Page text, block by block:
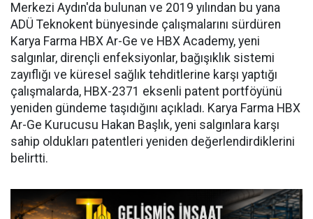
Merkezi Aydın'da bulunan ve 2019 yılından bu yana
ADÜ Teknokent bünyesinde çalışmalarını sürdüren
Karya Farma HBX Ar-Ge ve HBX Academy, yeni
salgınlar, dirençli enfeksiyonlar, bağışıklık sistemi
zayıflığı ve küresel sağlık tehditlerine karşı yaptığı
çalışmalarda, HBX-2371 eksenli patent portföyünü
yeniden gündeme taşıdığını açıkladı. Karya Farma HBX
Ar-Ge Kurucusu Hakan Başlık, yeni salgınlara karşı
sahip oldukları patentleri yeniden değerlendirdiklerini
belirtti.